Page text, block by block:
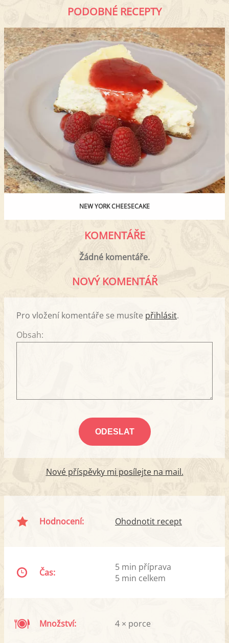
PODOBNÉ RECEPTY
NEW YORK CHEESECAKE
KOMENTÁŘE
Žádné komentáře.
NOVÝ KOMENTÁŘ
Pro vložení komentáře se musíte přihlásit.
Obsah:
Nové příspěvky mi posílejte na mail.
Hodnocení: Ohodnotit recept
Čas:
5 min příprava
5 min celkem
Množství: 4 × porce